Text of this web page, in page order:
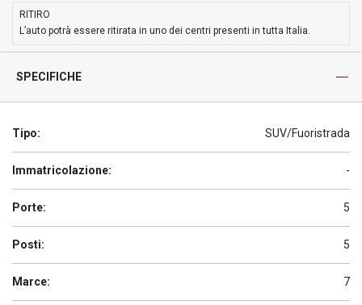
RITIRO
L’auto potrà essere ritirata in uno dei centri presenti in tutta Italia.
SPECIFICHE
Tipo: SUV/Fuoristrada
Immatricolazione: -
Porte: 5
Posti: 5
Marce: 7